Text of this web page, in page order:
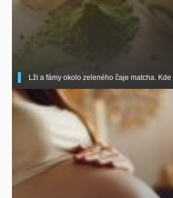
Lži a fámy okolo zeleného čaje matcha.